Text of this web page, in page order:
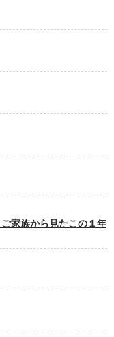
家族から見たこの１年